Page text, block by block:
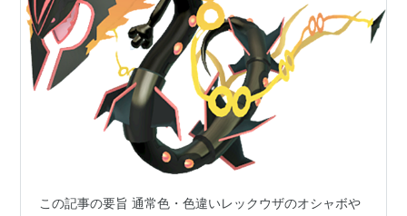
この記事の要旨 通常色・色違いレックウザのオシャボや